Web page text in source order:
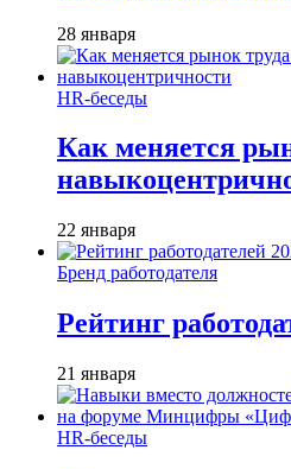
28 января
HR-беседы
Как меняется
22 января
Бренд работодателя
Рейтинг
21 января
HR-беседы